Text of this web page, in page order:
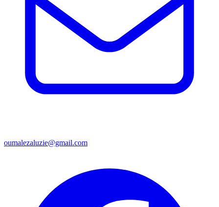
oumalezaluzie@gmail.com